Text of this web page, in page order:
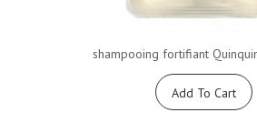
shampooing fortifiant
Add To Cart